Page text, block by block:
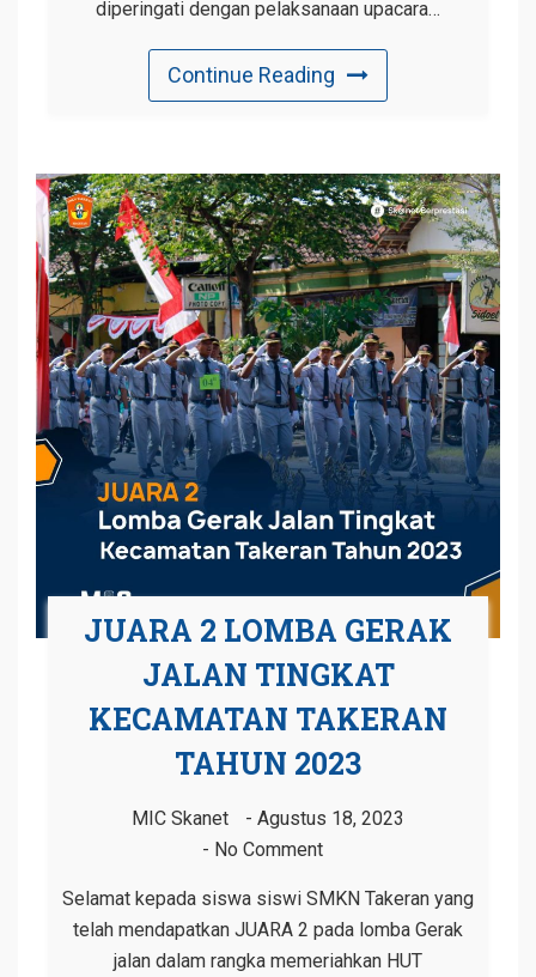
diperingati dengan pelaksanaan upacara…
Continue Reading
JUARA 2 LOMBA GERAK
JALAN TINGKAT
KECAMATAN TAKERAN
TAHUN 2023
MIC Skanet
Agustus 18, 2023
No Comment
Selamat kepada siswa siswi SMKN Takeran yang
telah mendapatkan JUARA 2 pada lomba Gerak
jalan dalam rangka memeriahkan HUT